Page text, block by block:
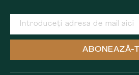
ABONEAZĂ-